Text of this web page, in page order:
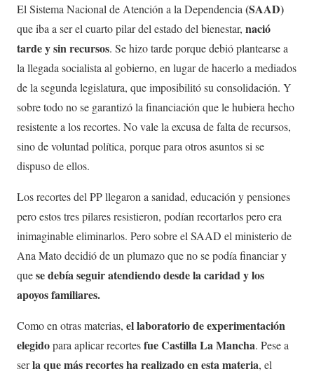
El Sistema Nacional de Atención a la Dependencia (SAAD)
que iba a ser el cuarto pilar del estado del bienestar, nació
tarde y sin recursos. Se hizo tarde porque debió plantearse a
la llegada socialista al gobierno, en lugar de hacerlo a mediados
de la segunda legislatura, que imposibilitó su consolidación. Y
sobre todo no se garantizó la financiación que le hubiera hecho
resistente a los recortes. No vale la excusa de falta de recursos,
sino de voluntad política, porque para otros asuntos si se
dispuso de ellos.
Los recortes del PP llegaron a sanidad, educación y pensiones
pero estos tres pilares resistieron, podían recortarlos pero era
inimaginable eliminarlos. Pero sobre el SAAD el ministerio de
Ana Mato decidió de un plumazo que no se podía financiar y
quese debía seguir atendiendo desde la caridad y los
apoyos familiares.
Como en otras materias, el laboratorio de experimentación
elegidopara aplicar recortesfue Castilla La Mancha. Pese a
serla que más recortes ha realizado en esta materia, el